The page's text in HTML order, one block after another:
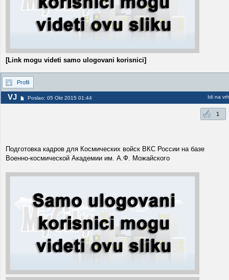
[Link mogu videti samo ulogovani korisnici]
Profil
VJ Poslao: 05 Okt 2015 01:44 Idi na vrh
1
Подготовка кадров для Космических войск ВКС России на базе
Военно-космической Академии им. А.Ф. Можайского